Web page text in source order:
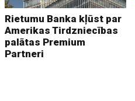
Rietumu Banka kļūst par
Amerikas Tirdzniecības
palātas Premium
Partneri